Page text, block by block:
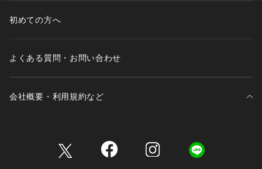
初めての方へ
よくある質問・お問い合わせ
会社概要・利用規約など